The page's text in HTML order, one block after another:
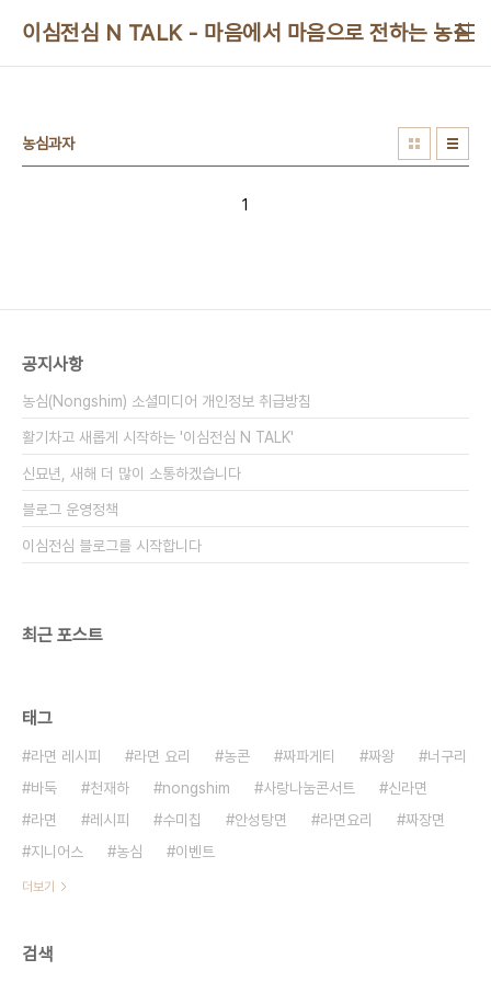
이심전심 N TALK - 마음에서 마음으로 전하는 농심
농심과자
1
공지사항
농심(Nongshim) 소셜미디어 개인정보 취급방침
활기차고 새롭게 시작하는 '이심전심 N TALK'
신묘년, 새해 더 많이 소통하겠습니다
블로그 운영정책
이심전심 블로그를 시작합니다
최근 포스트
태그
라면 레시피 라면 요리 농콘 짜파게티 짜왕
너구리
바둑
천재하 nongshim 사랑나눔콘서트
신라면
라면
레시피 수미칩 안성탕면 라면요리
짜장면
지니어스
농심 이벤트
더보기
검색